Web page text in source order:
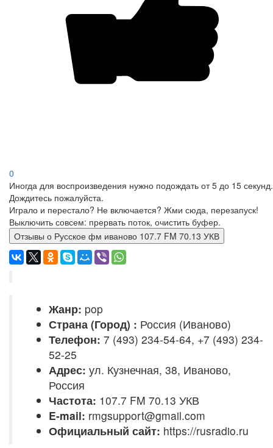
0
Иногда для воспроизведения нужно подождать от 5 до 15 секунд.
Дождитесь пожалуйста.
Играло и перестало? Не включается? Жми сюда, перезапуск!
Выключить совсем: прервать поток, очистить буфер.
Отзывы о Русское фм иваново 107.7 FM 70.13 УКВ
Жанр: pop
Страна (Город) : Россия (Иваново)
Телефон: 7 (493) 234-54-64, +7 (493) 234-
52-25
Адрес: ул. Кузнечная, 38, Иваново,
Россия
Частота: 107.7 FM 70.13 УКВ
E-mail: rmgsupport@gmail.com
Официальный сайт: https://rusradio.ru